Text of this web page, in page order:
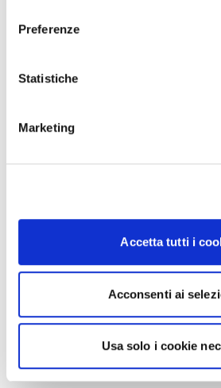
Preferenze
Statistiche
Marketing
Accetta tutti i
Acconsenti ai
Usa solo i cookie